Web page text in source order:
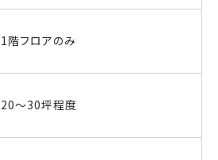
1階フロアのみ
20～30坪程度